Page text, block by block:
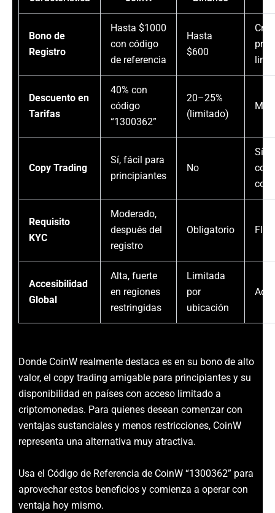
Bono de
Registro
Hasta $1000
con código
de referencia
Hasta
$600
Descuento en
Tarifas
40% con
código
“1300362”
20–25%
(limitado)
Copy Trading
Sí, fácil para
principiantes
No
Sí,
Requisito
KYC
Moderado,
después del
registro
Obligatorio
Accesibilidad
Global
Alta, fuerte
en regiones
restringidas
Limitada
por
ubicación
Donde CoinW realmente destaca es en su bono de alto
valor, el copy trading amigable para principiantes y su
disponibilidad en países con acceso limitado a
criptomonedas. Para quienes desean comenzar con
ventajas sustanciales y menos restricciones, CoinW
representa una alternativa muy atractiva.
Usa el Código de Referencia de CoinW “1300362” para
aprovechar estos beneficios y comienza a operar con
ventaja hoy mismo.